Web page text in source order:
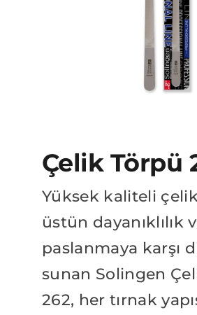
Çelik Törpü
Yüksek kaliteli çelik
üstün dayanıklılık
paslanmaya karşı
sunan Solingen
262, her tırnak